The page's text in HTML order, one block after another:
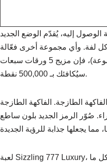
الوصول إليه، يُقدّم الوضع الجديد
كل لفة. وأي مجموعة أخرى فعّالة
تُعادل ضعف الخيار الكامل على الأقل. بما أنك تلعب بأقصى خيار (100 نقطة لكل مجموعة)، فإن مزيج 5 ورقات سبعات
سيُكافئك بـ 500,000 نقطة.
الطازجة. الفاكهة الطازجة
والبطيخ، والعنب الأحمر، والكرز، ورقم 7، ونجمة حمراء. صُوّر الرمز الجديد بلون ساطع
لعبة Sizzling 777 Luxury، جرّب ألعاب سلوتس إلكترونية رائعة، ألذ من مجرد بيتزا جالابينو شهية. تضم هذه اللعبة كل ما